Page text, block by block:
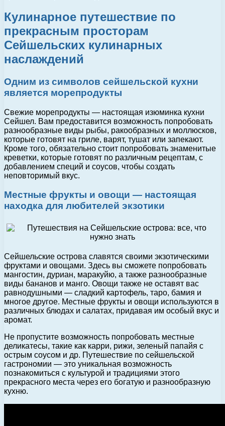
Кулинарное путешествие по
прекрасным просторам
Сейшельских кулинарных
наслаждений
Одним из символов сейшельской кухни
является морепродукты
Свежие морепродукты — настоящая изюминка кухни
Сейшел. Вам предоставится возможность попробовать
разнообразные виды рыбы, ракообразных и моллюсков,
которые готовят на гриле, варят, тушат или запекают.
Кроме того, обязательно стоит попробовать знаменитые
креветки, которые готовят по различным рецептам, с
добавлением специй и соусов, чтобы создать
неповторимый вкус.
Местные фрукты и овощи — настоящая
находка для любителей экзотики
Сейшельские острова славятся своими экзотическими
фруктами и овощами. Здесь вы сможете попробовать
мангостин, дуриан, маракуйю, а также разнообразные
виды бананов и манго. Овощи также не оставят вас
равнодушными — сладкий картофель, таро, бамия и
многое другое. Местные фрукты и овощи используются в
различных блюдах и салатах, придавая им особый вкус и
аромат.
Не пропустите возможность попробовать местные
деликатесы, такие как карри, рижи, зеленый папайя с
острым соусом и др. Путешествие по сейшельской
гастрономии — это уникальная возможность
познакомиться с культурой и традициями этого
прекрасного места через его богатую и разнообразную
кухню.